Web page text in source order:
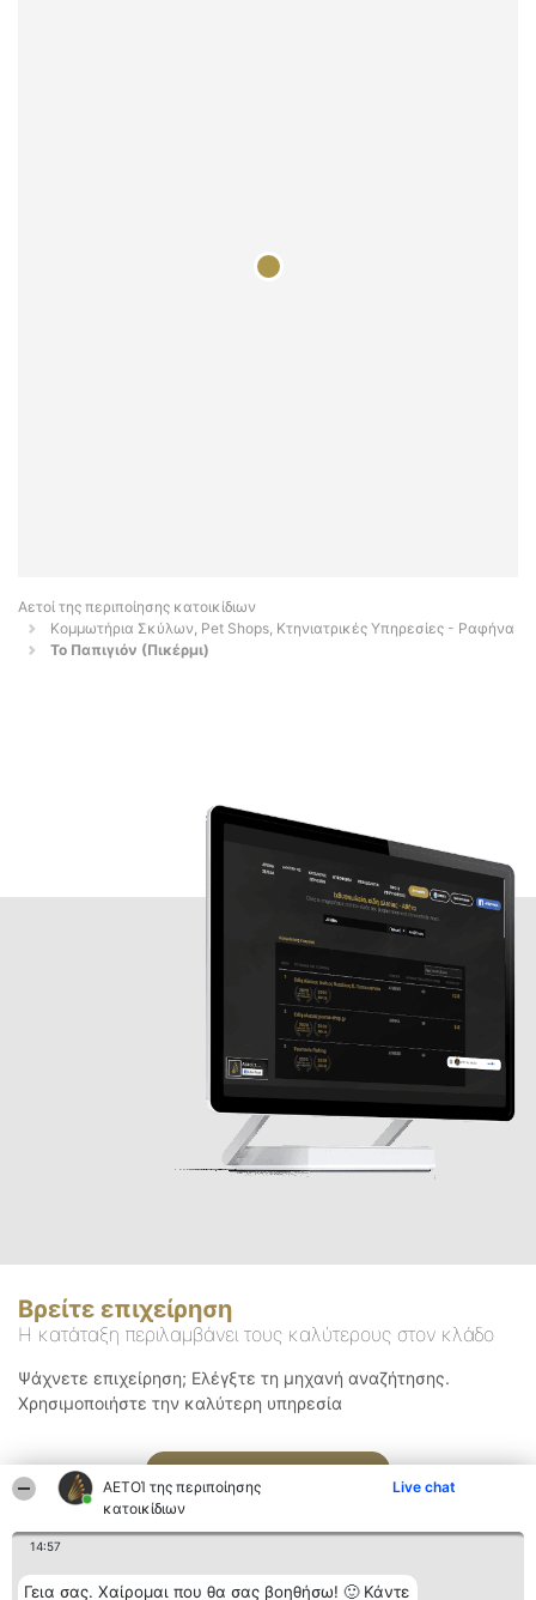
ΑΕΤΟΊ της περιποίησης
κατοικίδιων
Live chat
14:57
Γεια σας. Χαίρομαι που θα σας βοηθήσω! 🙂 Κάντε
Αετοί της περιποίησης κατοικίδιων
Κομμωτήρια Σκύλων, Pet Shops, Κτηνιατρικές Υπηρεσίες - Ραφήνα
Το Παπιγιόν (Πικέρμι)
Βρείτε επιχείρηση
Η κατάταξη περιλαμβάνει τους καλύτερους στον κλάδο
Ψάχνετε επιχείρηση; Ελέγξτε τη μηχανή αναζήτησης.
Χρησιμοποιήστε την καλύτερη υπηρεσία
Αναζήτηση